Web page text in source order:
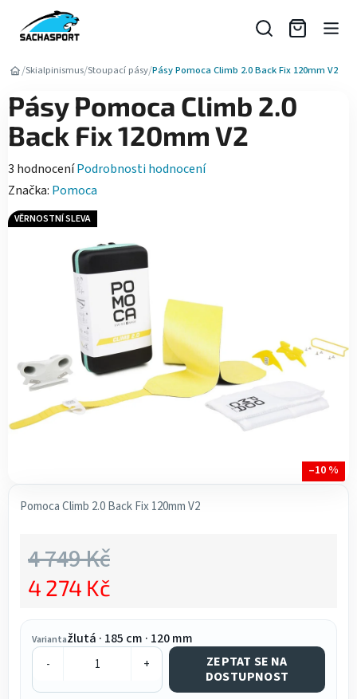
obsah
/Skialpinismus/Stoupací pásy/Pásy Pomoca Climb 2.0 Back Fix 120mm V2
Pomoca Climb 2.0 Back Fix 120mm V2
Variantažlutá · 185 cm · 120 mm
- +
ZEPTAT SE NA
DOSTUPNOST
4 749 Kč
4 274 Kč
Pásy Pomoca Climb 2.0
Back Fix 120mm V2
Průměrné
hodnocení
produktu
je
3 hodnoceníPodrobnosti hodnocení
Značka: Pomoca
VĚRNOSTNÍ SLEVA
–10 %